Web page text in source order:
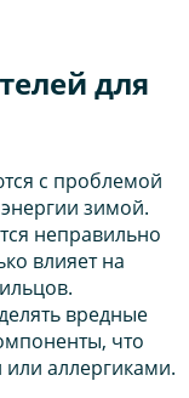
для
с проблемой
зимой.
неправильно
влияет на
вредные
что
аллергиками.